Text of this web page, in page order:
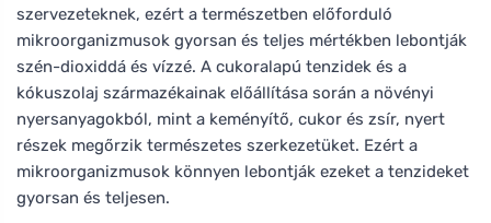
szervezeteknek, ezért a természetben előforduló
mikroorganizmusok gyorsan és teljes mértékben lebontják
szén-dioxiddá és vízzé. A cukoralapú tenzidek és a
kókuszolaj származékainak előállítása során a növényi
nyersanyagokból, mint a keményítő, cukor és zsír, nyert
részek megőrzik természetes szerkezetüket. Ezért a
mikroorganizmusok könnyen lebontják ezeket a tenzideket
gyorsan és teljesen.